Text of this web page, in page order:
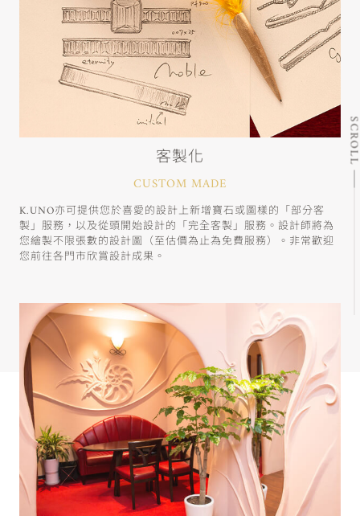
客製化
CUSTOM MADE
K.UNO亦可提供您於喜愛的設計上新增寶石或圖樣的「部分客
製」服務，以及從頭開始設計的「完全客製」服務。設計師將為
您繪製不限張數的設計圖（至估價為止為免費服務）。非常歡迎
您前往各門市欣賞設計成果。